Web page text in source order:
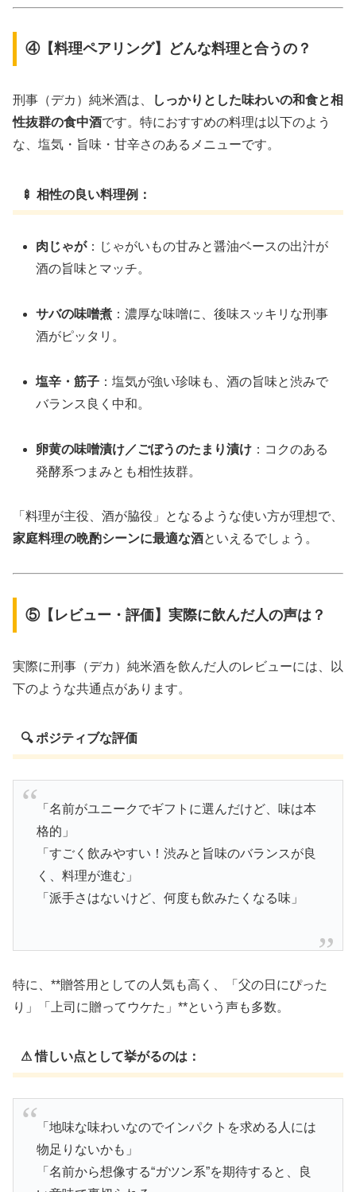
④【料理ペアリング】どんな料理と合うの？
刑事（デカ）純米酒は、
しっかりとした味わいの和食と相
性抜群の食中酒です。特におすすめの料理は以下のよう
な、塩気・旨味・甘辛さのあるメニューです。
🍢 相性の良い料理例：
肉じゃが：じゃがいもの甘みと醤油ベースの出汁が
酒の旨味とマッチ。
サバの味噌煮 ：濃厚な味噌に、後味スッキリな刑事
酒がピッタリ。
塩辛・筋子 ：塩気が強い珍味も、酒の旨味と渋みで
バランス良く中和。
卵黄の味噌漬け／ごぼうのたまり漬け ：コクのある
発酵系つまみとも相性抜群。
「料理が主役、酒が脇役」となるような使い方が理想で、
家庭料理の晩酌シーンに最適な酒といえるでしょう。
⑤【レビュー・評価】実際に飲んだ人の声は？
実際に刑事（デカ）純米酒を飲んだ人のレビューには、以
下のような共通点があります。
🔍 ポジティブな評価
「名前がユニークでギフトに選んだけど、味は本
格的」
「すごく飲みやすい！渋みと旨味のバランスが良
く、料理が進む」
「派手さはないけど、何度も飲みたくなる味」
特に、**贈答用としての人気も高く、「父の日にぴった
り」「上司に贈ってウケた」**という声も多数。
⚠ 惜しい点として挙がるのは：
「地味な味わいなのでインパクトを求める人には
物足りないかも」
「名前から想像する“ガツン系”を期待すると、良